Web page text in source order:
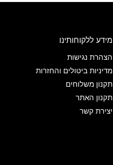
מידע ללקוחותינו
הצהרת נגישות
מדיניות ביטולים והחזרות
תקנון משלוחים
תקנון האתר
יצירת קשר